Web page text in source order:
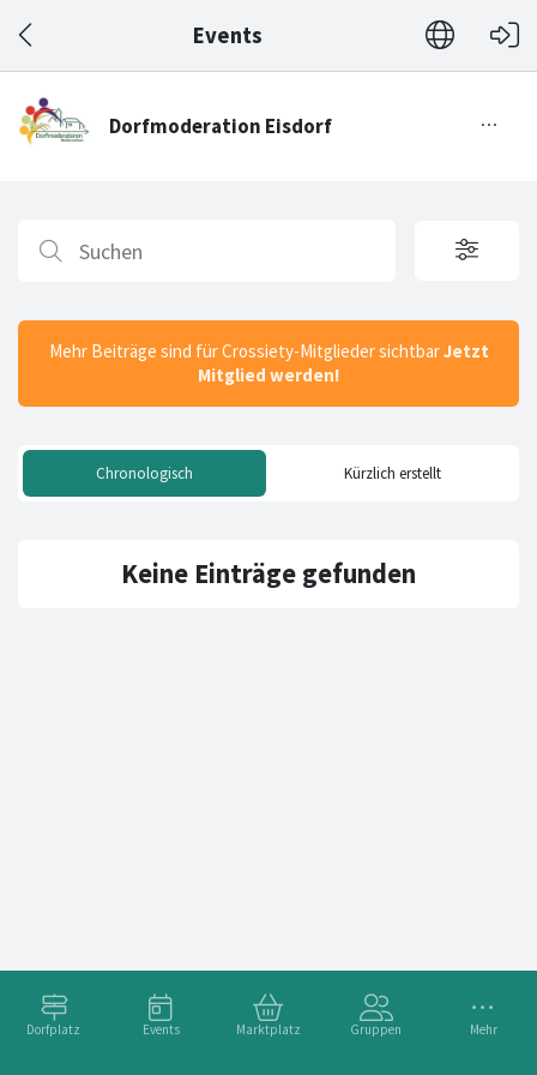
Events
Dorfplatz Events Marktplatz Gruppen Mehr
Mehr Beiträge sind für Crossiety-Mitglieder sichtbarJetzt
Mitglied werden!
Chronologisch Kürzlich erstellt
Keine Einträge gefunden